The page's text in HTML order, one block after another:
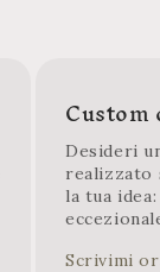
Desideri
realizzato
la tua
Scrivimi